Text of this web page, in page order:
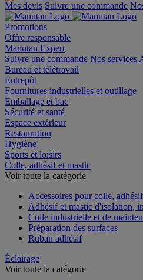
Mes devis Suivre une commande
Promotions
Offre responsable
Manutan Expert
Suivre une commande Nos services
Bureau et télétravail
Entrepôt
Fournitures industrielles et outillage
Emballage et bac
Sécurité et santé
Espace extérieur
Restauration
Hygiène
Sports et loisirs
Colle, adhésif et mastic
Voir toute la catégorie
Accessoires pour colle,
Adhésif et mastic d'isolation,
Colle industrielle et de
Préparation des surfaces
Ruban adhésif
Éclairage
Voir toute la catégorie